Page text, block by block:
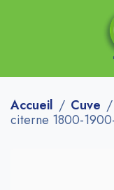
Accueil Cuve
citerne 1800-